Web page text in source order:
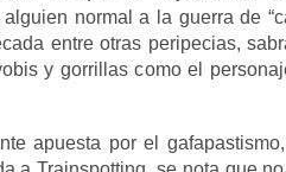
normal a la guerra de
entre otras peripecias,
y gorrillas como el
apuesta por el